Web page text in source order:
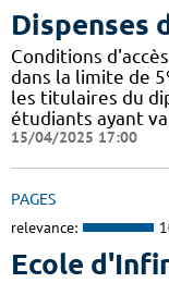
Dispenses
Conditions
dans la limite de
les titulaires du
étudiants ayant
15/04/2025 17:00
PAGES
relevance:
Ecole